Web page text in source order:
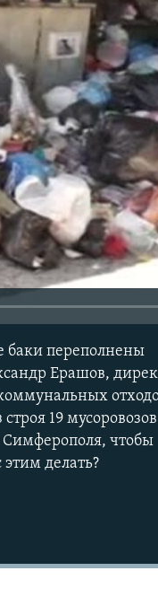
available
баки переполнены
Ерашов,
19 мусоровозов
чтобы
делать?